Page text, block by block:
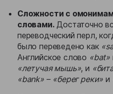
Сложности с
словами.Достаточно
переводческий перл,
было переведено как
Английское слово «bat»
«летучая мышь», и
«bank»– «берег реки» и